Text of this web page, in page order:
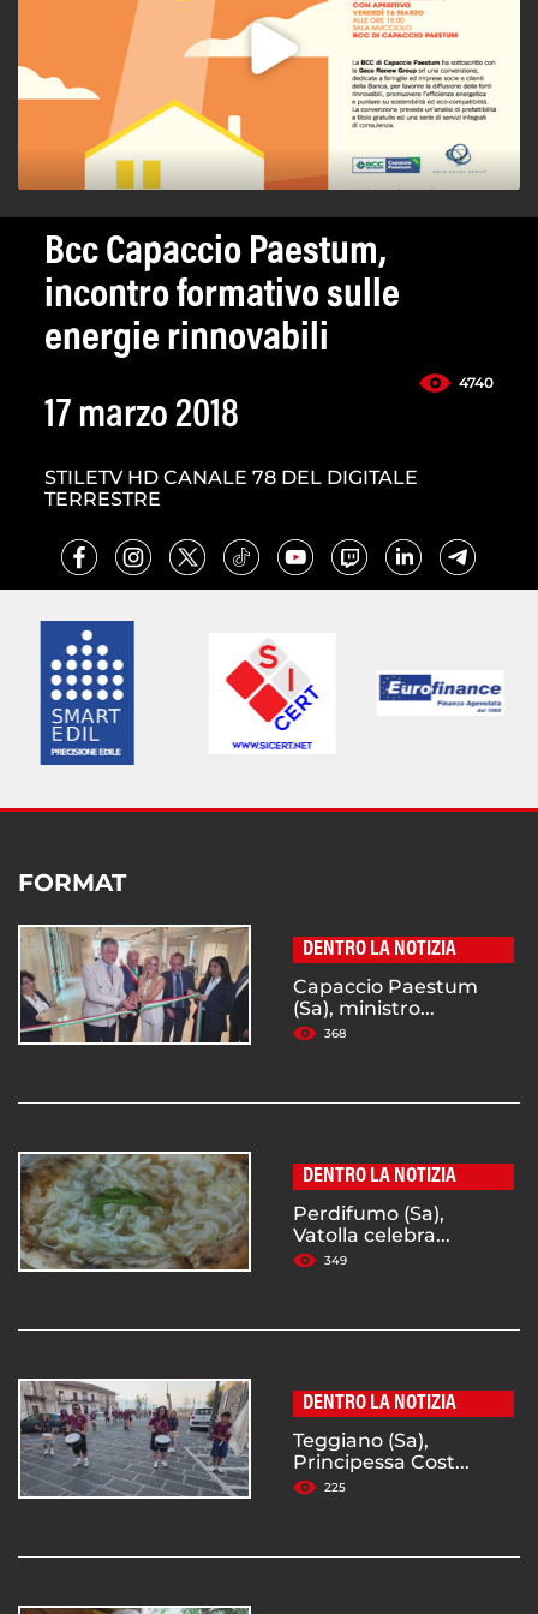
Bcc Capaccio Paestum,
incontro formativo sulle
energie rinnovabili
4740
17 marzo 2018
STILETV HD CANALE 78 DEL DIGITALE
TERRESTRE
FORMAT
DENTRO LA NOTIZIA
Capaccio Paestum
(Sa), ministro...
368
DENTRO LA NOTIZIA
Perdifumo (Sa),
Vatolla celebra...
349
DENTRO LA NOTIZIA
Teggiano (Sa),
Principessa Cost...
225